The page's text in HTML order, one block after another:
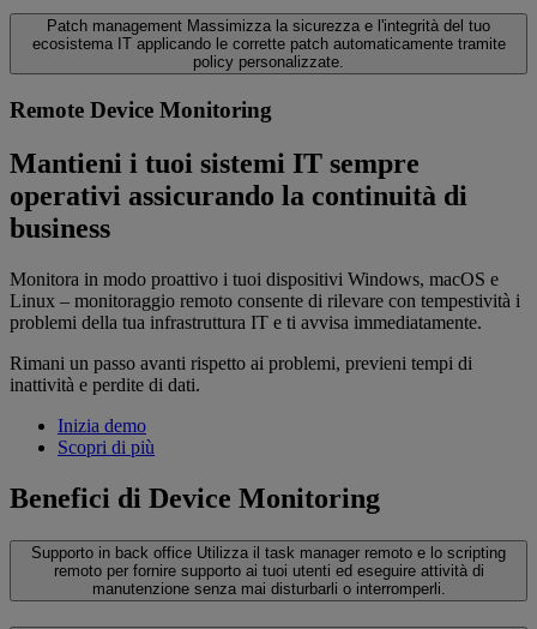
Patch management Massimizza la sicurezza e l'integrità del tuo
ecosistema IT applicando le corrette patch automaticamente tramite
policy personalizzate.
Remote Device Monitoring
Mantieni i tuoi sistemi IT sempre
operativi assicurando la continuità di
business
Monitora in modo proattivo i tuoi dispositivi Windows, macOS e
Linux – monitoraggio remoto consente di rilevare con tempestività i
problemi della tua infrastruttura IT e ti avvisa immediatamente.
Rimani un passo avanti rispetto ai problemi, previeni tempi di
inattività e perdite di dati.
Inizia demo
Scopri di più
Benefici di Device Monitoring
Supporto in back office Utilizza il task manager remoto e lo scripting
remoto per fornire supporto ai tuoi utenti ed eseguire attività di
manutenzione senza mai disturbarli o interromperli.